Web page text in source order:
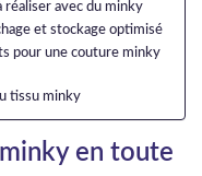
réaliser avec du minky
et stockage optimisé
pour une couture minky
tissu minky
en toute